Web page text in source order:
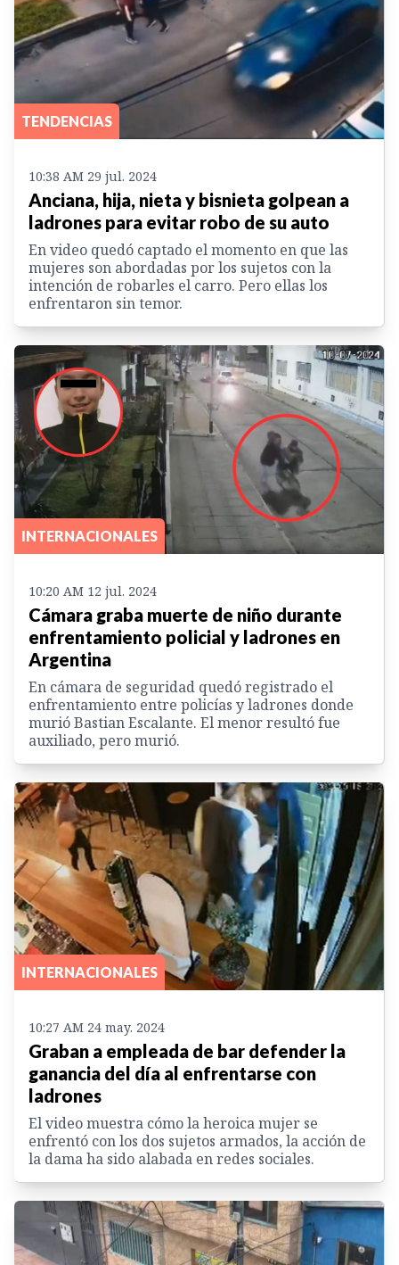
TENDENCIAS
10:38 AM 29 jul. 2024
Anciana, hija, nieta y bisnieta golpean a
ladrones para evitar robo de su auto
En video quedó captado el momento en que las
mujeres son abordadas por los sujetos con la
intención de robarles el carro. Pero ellas los
enfrentaron sin temor.
INTERNACIONALES
10:20 AM 12 jul. 2024
Cámara graba muerte de niño durante
enfrentamiento policial y ladrones en
Argentina
En cámara de seguridad quedó registrado el
enfrentamiento entre policías y ladrones donde
murió Bastian Escalante. El menor resultó fue
auxiliado, pero murió.
INTERNACIONALES
10:27 AM 24 may. 2024
Graban a empleada de bar defender la
ganancia del día al enfrentarse con
ladrones
El video muestra cómo la heroica mujer se
enfrentó con los dos sujetos armados, la acción de
la dama ha sido alabada en redes sociales.